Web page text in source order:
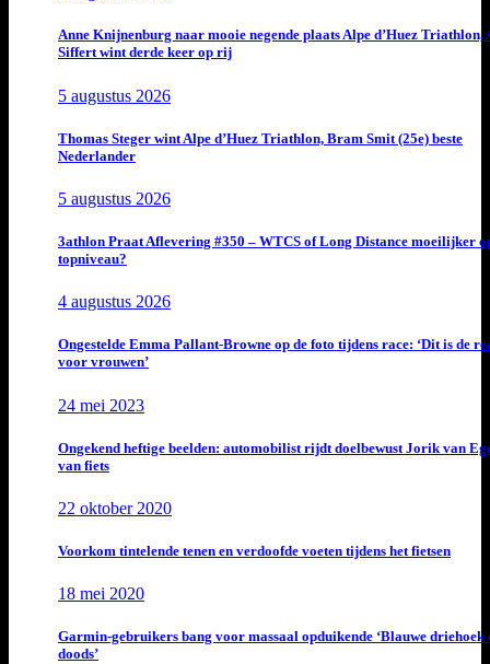
Anne Knijnenburg naar mooie negende plaats Alpe d’Huez Triathlon,
Siffert wint derde keer op rij
5 augustus 2026
Thomas Steger wint Alpe d’Huez Triathlon, Bram Smit (25e) beste
Nederlander
5 augustus 2026
3athlon Praat Aflevering #350 – WTCS of Long Distance moeilijker
topniveau?
4 augustus 2026
Ongestelde Emma Pallant-Browne op de foto tijdens race: ‘Dit is de
voor vrouwen’
24 mei 2023
Ongekend heftige beelden: automobilist rijdt doelbewust Jorik van
van fiets
22 oktober 2020
Voorkom tintelende tenen en verdoofde voeten tijdens het fietsen
18 mei 2020
Garmin-gebruikers bang voor massaal opduikende ‘Blauwe driehoek
doods’